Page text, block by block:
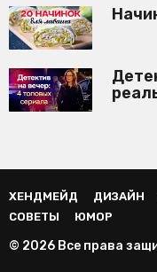
ХЕНДМЕЙД ДИЗАЙН
СОВЕТЫ
ЮМОР
© 2026 Все права